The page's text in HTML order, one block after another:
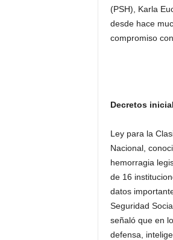
(PSH), Karla
desde hace
compromiso
Decretos
Ley para la
Nacional,
hemorragia
de 16
datos
Seguridad
señaló que en
defensa,